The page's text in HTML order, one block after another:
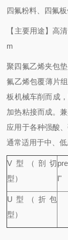
四氟粉料、四氟
【主要用途】高
m
聚四氟乙烯夹包
氟乙烯包覆薄片
板机械车削而成
加热粘接而成。
应用于各种强酸
通常适用于中、低
V 型（剖切
型）
l"
U 型（折包
型）